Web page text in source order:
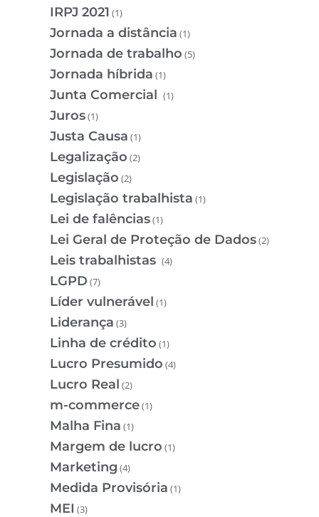
IRPJ 2021 (1)
Jornada a distância (1)
Jornada de trabalho (5)
Jornada híbrida (1)
Junta Comercial (1)
Juros(1)
Justa Causa (1)
Legalização (2)
Legislação (2)
Legislação trabalhista (1)
Lei de falências(1)
Lei Geral de Proteção de Dados(2)
Leis trabalhistas (4)
LGPD (7)
Líder vulnerável (1)
Liderança (3)
Linha de crédito (1)
Lucro Presumido (4)
Lucro Real (2)
m-commerce(1)
Malha Fina (1)
Margem de lucro (1)
Marketing (4)
Medida Provisória (1)
MEI (3)